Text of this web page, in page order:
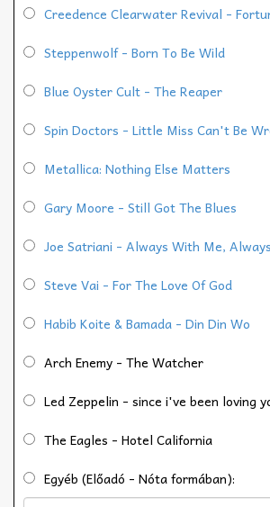
Creedence Clearwater Revival -
Steppenwolf - Born To Be Wild
Blue Oyster Cult - The Reaper
Spin Doctors - Little Miss Can't Be
Metallica: Nothing Else Matters
Gary Moore - Still Got The Blues
Joe Satriani - Always With Me,
Steve Vai - For The Love Of God
Habib Koite & Bamada - Din Din Wo
Arch Enemy - The Watcher
Led Zeppelin - since i've been loving
The Eagles - Hotel California
Egyéb (Előadó - Nóta formában):